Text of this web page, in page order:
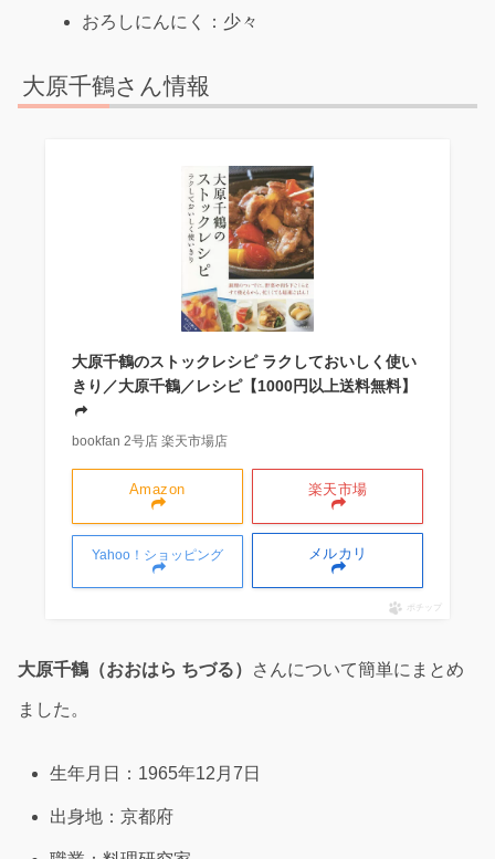
おろしにんにく：少々
大原千鶴さん情報
大原千鶴のストックレシピ ラクしておいしく使い
きり／大原千鶴／レシピ【1000円以上送料無料】
bookfan 2号店 楽天市場店
Amazon 楽天市場
Yahoo！ショッピング メルカリ
ポチップ
大原千鶴（おおはら ちづる） さんについて簡単にまとめ
ました。
生年月日：1965年12月7日
出身地：京都府